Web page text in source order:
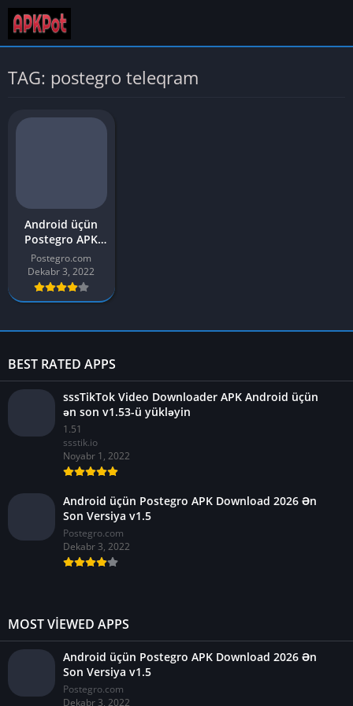
TAG: postegro teleqram
Android üçün
Postegro APK
Download 2026
Ən Son Versiya
v1.5
Postegro.com
Dekabr 3, 2022
BEST RATED APPS
sssTikTok Video Downloader APK Android üçün
ən son v1.53-ü yükləyin
1.51
ssstik.io
Noyabr 1, 2022
Android üçün Postegro APK Download 2026 Ən
Son Versiya v1.5
Postegro.com
Dekabr 3, 2022
MOST VIEWED APPS
Android üçün Postegro APK Download 2026 Ən
Son Versiya v1.5
Postegro.com
Dekabr 3, 2022